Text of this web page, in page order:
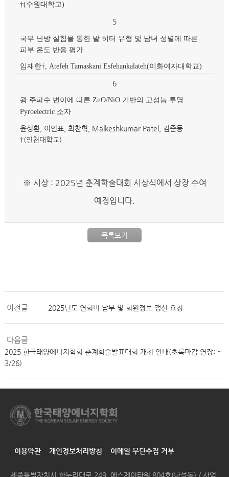
†(수원대학교)
5
국부 난방 실험을 통한 발 히터 유형 및 남녀 성별에 따른
피부 온도 반응 평가
임재한†, Atefeh Tamaskani Esfehankalateh(이화여자대학교)
6
광 주파수 변이에 따른 ZnO/NiO 기반의 고성능 투명
Pyroelectric 소자
윤성환, 이인표, 최찬혁, Malkeshkumar Patel, 김준동
†(인천대학교)
※ 시상 : 2025년 춘계학술대회 시상식에서 상장 수여
예정입니다.
목록보기
이전글 2025년도 연회비 납부 및 회원정보 갱신 요청
다음글
2025 한국태양에너지학회 춘계학술발표대회 개최 안내(초록마감 연장: ~
3/26)
이용약관 개인정보처리방침 이메일 무단수집 거부
세종특별자치시 한누리대로 249, 에스제이타워 804호(나성동) / 사업